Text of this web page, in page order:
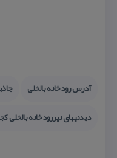
آدرس رودخانه بالخلی
دیدنیهای نیررودخانه بالخلی